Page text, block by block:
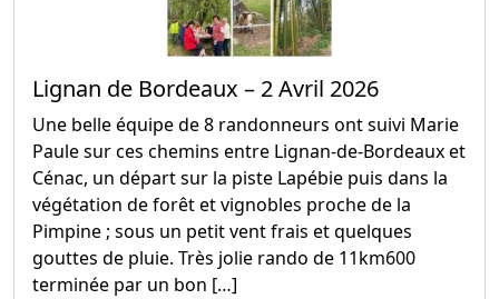
Lignan de Bordeaux – 2 Avril 2026
Une belle équipe de 8 randonneurs ont suivi Marie
Paule sur ces chemins entre Lignan-de-Bordeaux et
Cénac, un départ sur la piste Lapébie puis dans la
végétation de forêt et vignobles proche de la
Pimpine ; sous un petit vent frais et quelques
gouttes de pluie. Très jolie rando de 11km600
terminée par un bon […]